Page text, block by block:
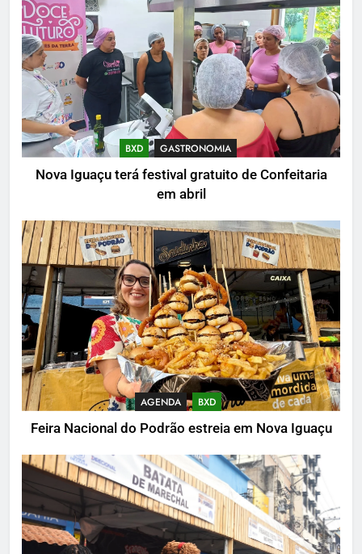
BXD GASTRONOMIA
Nova Iguaçu terá festival gratuito de Confeitaria
em abril
AGENDA BXD
Feira Nacional do Podrão estreia em Nova Iguaçu